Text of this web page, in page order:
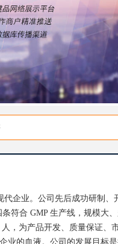
企业。公司先后成功研制
符合 GMP 生产线，规模大
，为产品开发、质量保证、
业的血液。公司的发展目标